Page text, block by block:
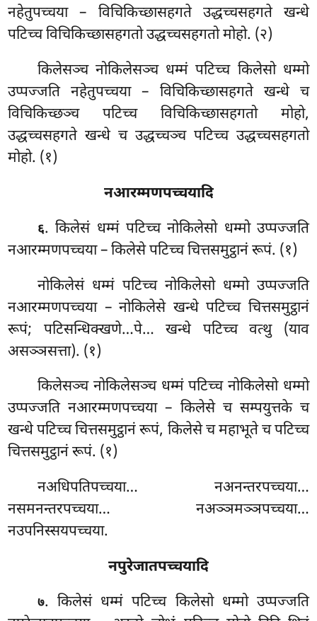
नहेतुपच्चया – विचिकिच्छासहगते उद्धच्चसहगते खन्धे
पटिच्च विचिकिच्छासहगतो उद्धच्चसहगतो मोहो. (२)
किलेसञ्च नोकिलेसञ्च धम्मं पटिच्च किलेसो धम्मो
उप्पज्जति नहेतुपच्चया – विचिकिच्छासहगते खन्धे च
विचिकिच्छञ्च पटिच्च विचिकिच्छासहगतो मोहो,
उद्धच्चसहगते खन्धे च उद्धच्चञ्च पटिच्च उद्धच्चसहगतो
मोहो. (१)
नआरम्मणपच्चयादि
६. किलेसं धम्मं पटिच्च नोकिलेसो धम्मो उप्पज्जति
नआरम्मणपच्चया – किलेसे पटिच्च चित्तसमुट्ठानं रूपं. (१)
नोकिलेसं धम्मं पटिच्च नोकिलेसो धम्मो उप्पज्जति
नआरम्मणपच्चया – नोकिलेसे खन्धे पटिच्च चित्तसमुट्ठानं
रूपं; पटिसन्धिक्खणे…पे… खन्धे पटिच्च वत्थु (याव
असञ्ञसत्ता). (१)
किलेसञ्च नोकिलेसञ्च धम्मं पटिच्च नोकिलेसो धम्मो
उप्पज्जति नआरम्मणपच्चया – किलेसे च सम्पयुत्तके च
खन्धे पटिच्च चित्तसमुट्ठानं रूपं, किलेसे च महाभूते च पटिच्च
चित्तसमुट्ठानं रूपं. (१)
नअधिपतिपच्चया… नअनन्तरपच्चया…
नसमनन्तरपच्चया… नअञ्ञमञ्ञपच्चया…
नउपनिस्सयपच्चया.
नपुरेजातपच्चयादि
७. किलेसं धम्मं पटिच्च किलेसो धम्मो उप्पज्जति